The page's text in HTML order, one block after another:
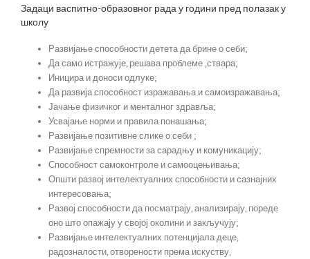
Задаци васпитно-образовног рада у години пред полазак у
школу
Развијање способности детета да брине о себи;
Да само истражује, решава проблеме ,ствара;
Иницира и доноси одлуке;
Да развија способност изражавања и самоизражавања;
Јачање физичког и менталног здравља;
Усвајање норми и правила понашања;
Развијање позитивне слике о себи ;
Развијање спремности за сарадњу и комуникацију;
Способност самоконтроле и самооцењивања;
Општи развој интелектуалних способности и сазнајних
интересовања;
Развој способности да посматрају, анализирају, пореде
оно што опажају у својој околини и закључују;
Развијање интелектуалних потенцијала деце,
радозналости, отворености према искуству,